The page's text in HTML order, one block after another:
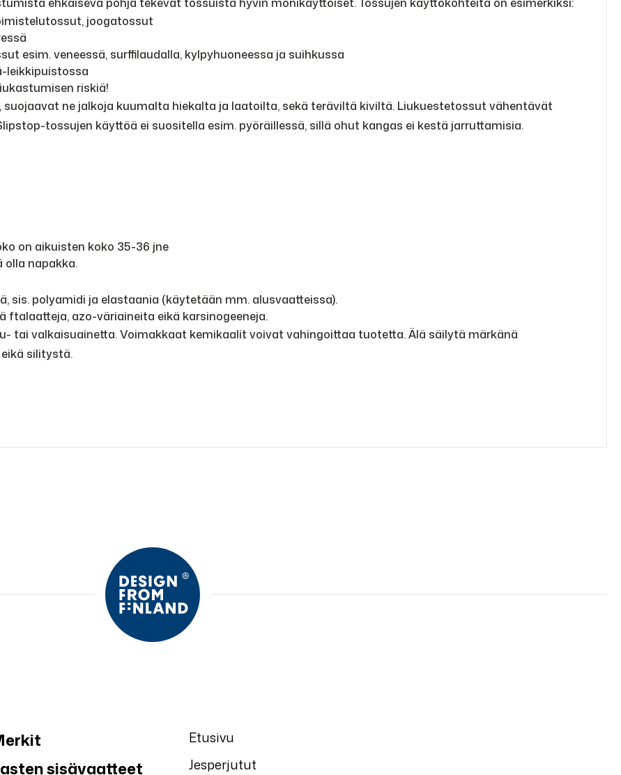
joogatossut
esim. veneessä, surffilaudalla, kylpyhuoneessa ja suihkussa
leikkipuistossa
riskiä!
ne jalkoja kuumalta hiekalta ja laatoilta, sekä teräviltä kiviltä. Liukuestetossut vähentävät
tossujen käyttöä ei suositella esim. pyöräillessä, sillä ohut kangas ei kestä jarruttamisia.
on aikuisten koko 35-36 jne
olla napakka.
sis. polyamidi ja elastaania (käytetään mm. alusvaatteissa).
ftalaatteja, azo-väriaineita eikä karsinogeeneja.
tai valkaisuainetta. Voimakkaat kemikaalit voivat vahingoittaa tuotetta. Älä säilytä märkänä
silitystä.
sisävaatteet
Etusivu
Jesperjutut